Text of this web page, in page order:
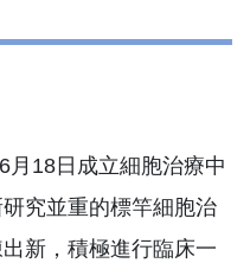
18日成立細胞治療中
究並重的標竿細胞治
新，積極進行臨床一